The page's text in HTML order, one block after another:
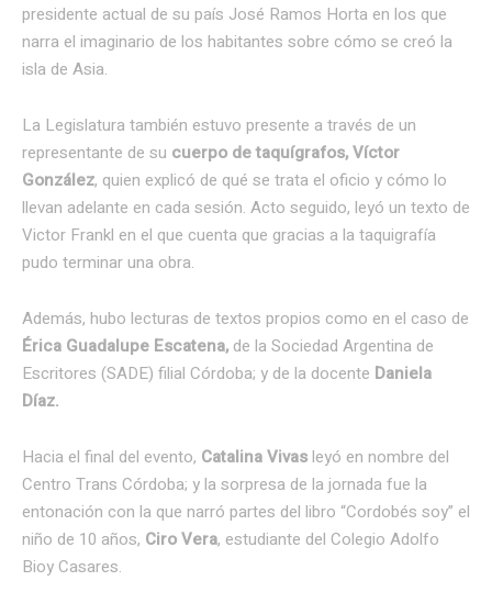
presidente actual de su país José Ramos Horta en los que
narra el imaginario de los habitantes sobre cómo se creó la
isla de Asia.
La Legislatura también estuvo presente a través de un
representante de su cuerpo de taquígrafos, Víctor
González, quien explicó de qué se trata el oficio y cómo lo
llevan adelante en cada sesión. Acto seguido, leyó un texto de
Victor Frankl en el que cuenta que gracias a la taquigrafía
pudo terminar una obra.
Además, hubo lecturas de textos propios como en el caso de
Érica Guadalupe Escatena, de la Sociedad Argentina de
Escritores (SADE) filial Córdoba; y de la docente Daniela
Díaz.
Hacia el final del evento, Catalina Vivas leyó en nombre del
Centro Trans Córdoba; y la sorpresa de la jornada fue la
entonación con la que narró partes del libro “Cordobés soy” el
niño de 10 años, Ciro Vera, estudiante del Colegio Adolfo
Bioy Casares.